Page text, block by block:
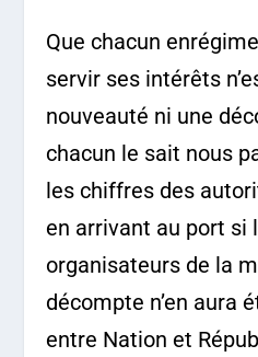
Que chacun
servir ses intérêts
nouveauté ni une
chacun le sait nous
les chiffres des
en arrivant au port si
organisateurs de la
décompte n’en aura
entre Nation et